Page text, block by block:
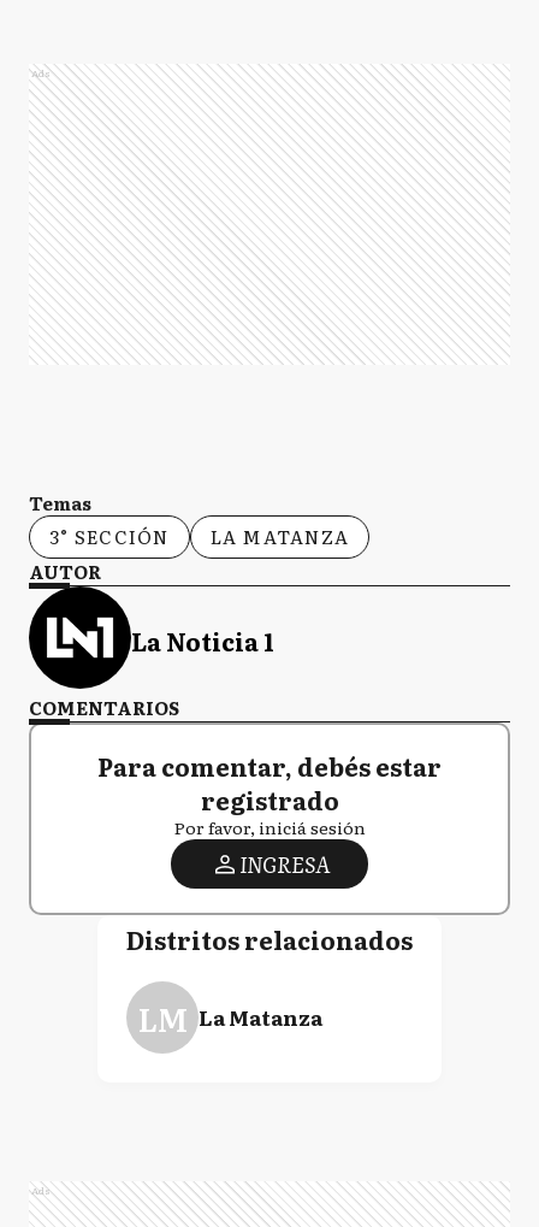
Ads
Temas
3° SECCIÓN
LA MATANZA
AUTOR
La Noticia 1
COMENTARIOS
Para comentar, debés estar
registrado
Por favor, iniciá sesión
INGRESA
Distritos relacionados
LM La Matanza
Ads